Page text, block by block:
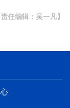
责任编辑：吴一凡】